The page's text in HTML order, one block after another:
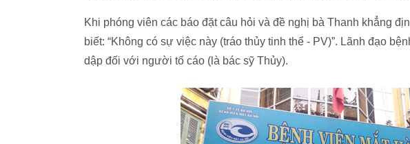
Khi phóng viên các báo đặt câu hỏi và đề nghị bà Thanh khẳng
biết: “Không có sự việc này (tráo thủy tinh thể - PV)”. Lãnh đạo
dập đối với người tố cáo (là bác sỹ Thủy).